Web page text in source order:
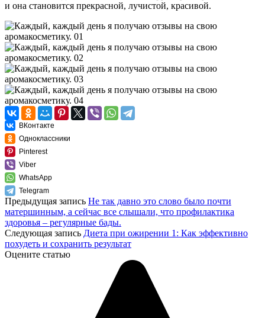
и она становится прекрасной, лучистой, красивой.
ВКонтакте
Одноклассники
Pinterest
Viber
WhatsApp
Telegram
Предыдущая запись Не так давно это слово было почти
матершинным, а сейчас все слышали, что профилактика
здоровья – регулярные бады.
Следующая запись Диета при ожирении 1: Как эффективно
похудеть и сохранить результат
Оцените статью